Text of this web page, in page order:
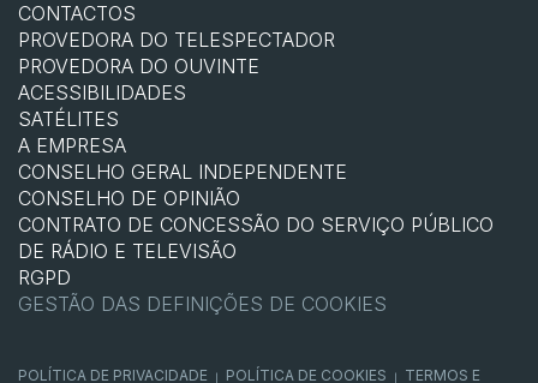
CONTACTOS
PROVEDORA DO TELESPECTADOR
PROVEDORA DO OUVINTE
ACESSIBILIDADES
SATÉLITES
A EMPRESA
CONSELHO GERAL INDEPENDENTE
CONSELHO DE OPINIÃO
CONTRATO DE CONCESSÃO DO SERVIÇO PÚBLICO
DE RÁDIO E TELEVISÃO
RGPD
GESTÃO DAS DEFINIÇÕES DE COOKIES
POLÍTICA DE PRIVACIDADE POLÍTICA DE COOKIES TERMOS E